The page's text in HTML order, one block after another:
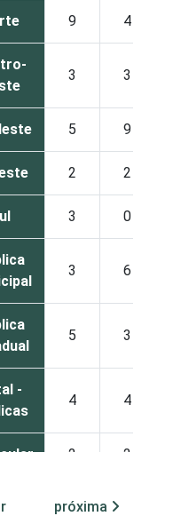
9 4
3 3
5 9
2 2
3 0
3 6
5 3
-
4 4
2 2
conexão à
próxima